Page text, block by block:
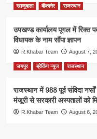
खाजूवाला बीकानेर राजस्थान
उपखण्ड कार्यालय पूगल में रिक्त
विधायक के नाम सौंपा ज्ञापन
R.Khabar Team August 7,
जयपुर ब्रेकिंग न्यूज राजस्थान
राजस्थान में 988 पूर्व संविदा नर्सों
मंजूरी से सरकारी अस्पतालों को
R.Khabar Team August 6,